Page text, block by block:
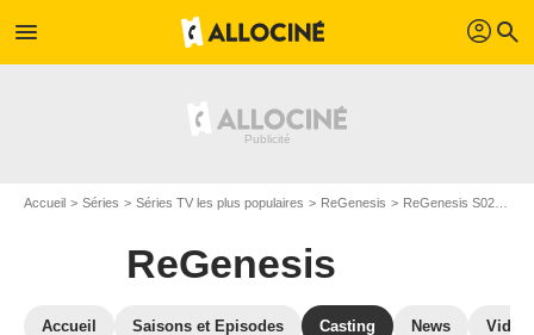
menu profil search
Accueil Séries Séries TV les plus populaires ReGenesis ReGenesis S02
ReGenesis
Accueil Saisons et Episodes Casting News